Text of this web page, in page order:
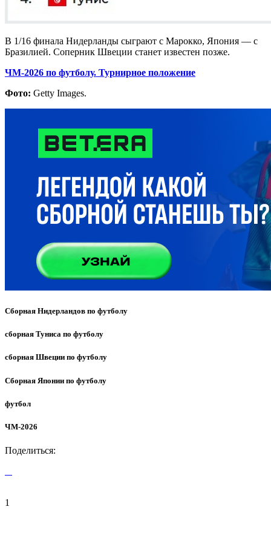
В 1/16 финала Нидерланды сыграют с Марокко, Япония — с
Бразилией. Соперник Швеции станет известен позже.
ЧМ-2026 по футболу. Турнирное положение
Фото: Getty Images.
Сборная Нидерландов по футболу
сборная Туниса по футболу
сборная Швеции по футболу
Сборная Японии по футболу
футбол
ЧМ-2026
Поделиться:
1